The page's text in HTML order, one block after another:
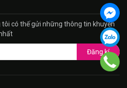
tôi có thế gửi những thông tin khuyến
Đăng kí